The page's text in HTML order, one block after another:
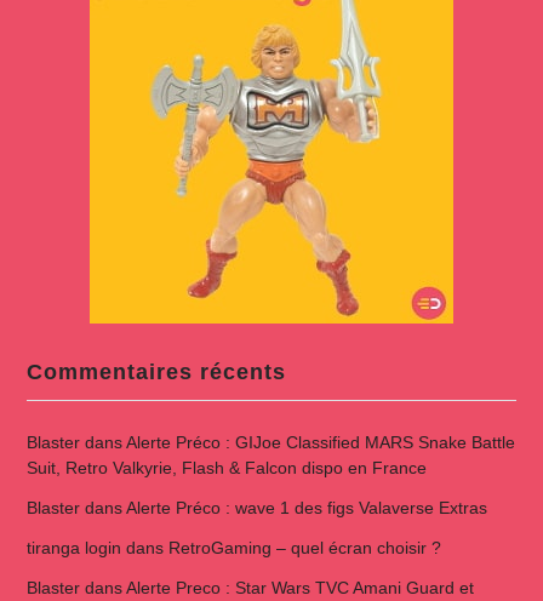
Commentaires récents
BlasterdansAlerte Préco : GIJoe Classified MARS Snake Battle
Suit, Retro Valkyrie, Flash & Falcon dispo en France
BlasterdansAlerte Préco : wave 1 des figs Valaverse Extras
tiranga login dans RetroGaming – quel écran choisir ?
BlasterdansAlerte Preco : Star Wars TVC Amani Guard et